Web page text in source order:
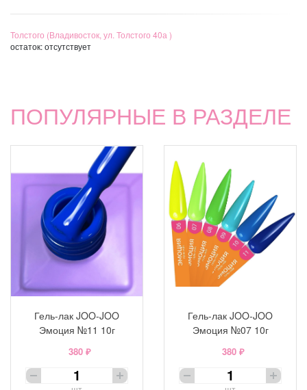
Толстого (Владивосток, ул. Толстого 40а )
остаток:отсутствует
ПОПУЛЯРНЫЕ В РАЗДЕЛЕ
Гель-лак JOO-JOO
Эмоция №11 10г
380 ₽
Гель-лак JOO-JOO
Эмоция №07 10г
380 ₽